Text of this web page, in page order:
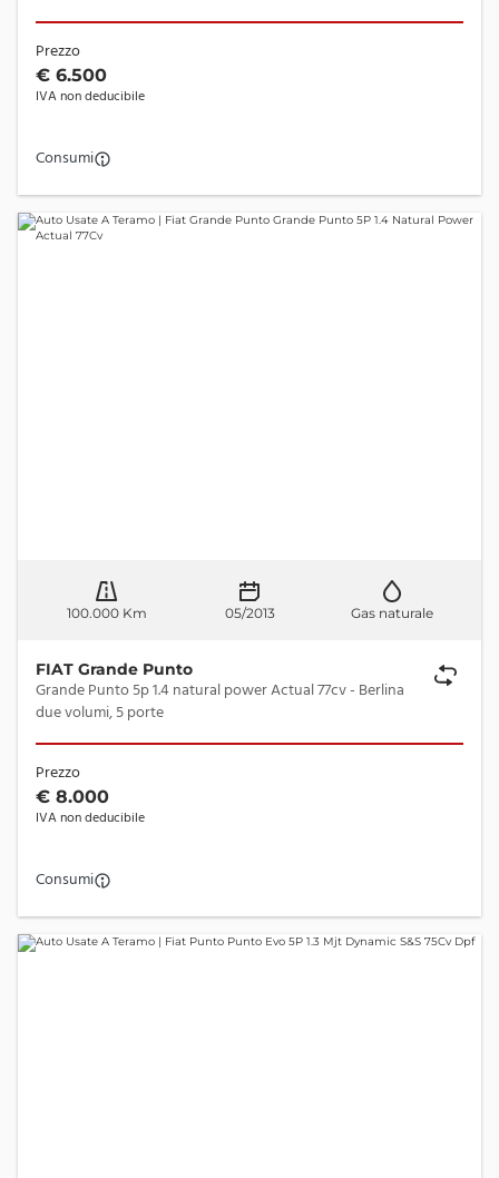
Prezzo
€ 6.500
IVA non deducibile
Consumi
100.000 Km 05/2013 Gas naturale
FIAT Grande Punto
Grande Punto 5p 1.4 natural power Actual 77cv - Berlina
due volumi, 5 porte
Prezzo
€ 8.000
IVA non deducibile
Consumi